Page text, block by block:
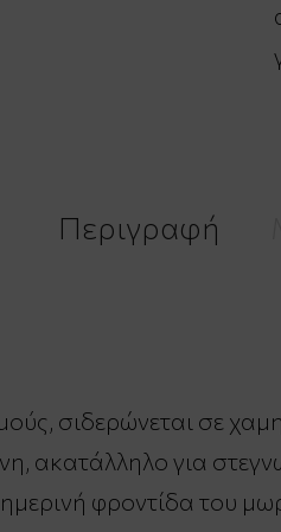
Περιγραφή
σιδερώνεται σε
ακατάλληλο για
φροντίδα του